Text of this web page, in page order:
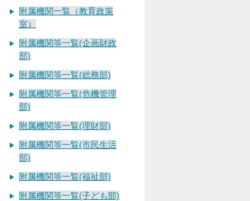
附属機関一覧（教育政策
室）
附属機関等一覧(企画財政
部)
附属機関等一覧(総務部)
附属機関等一覧(危機管理
部)
附属機関等一覧(理財部)
附属機関等一覧(市民生活
部)
附属機関等一覧(福祉部)
附属機関等一覧(子ども部)